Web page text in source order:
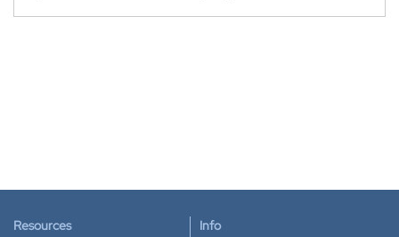
Resources Info